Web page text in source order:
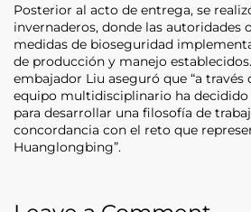
Posterior al acto de entrega, se
invernaderos, donde las autoridades
medidas de bioseguridad
de producción y manejo
embajador Liu aseguró que “a
equipo multidisciplinario ha decidido
para desarrollar una filosofía de
concordancia con el reto que
Huanglongbing”.